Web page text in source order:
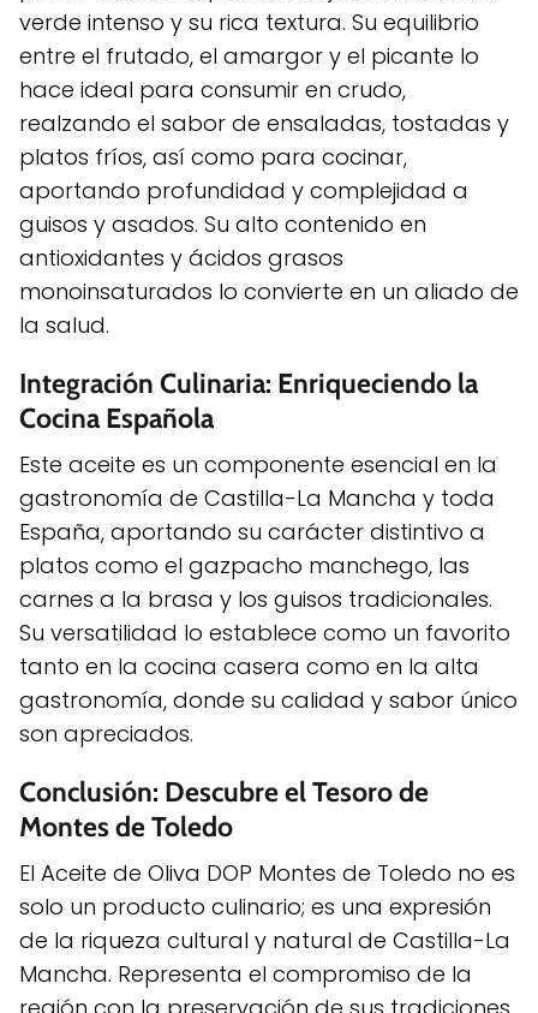
verde intenso y su rica textura. Su equilibrio
entre el frutado, el amargor y el picante lo
hace ideal para consumir en crudo,
realzando el sabor de ensaladas, tostadas y
platos fríos, así como para cocinar,
aportando profundidad y complejidad a
guisos y asados. Su alto contenido en
antioxidantes y ácidos grasos
monoinsaturados lo convierte en un aliado de
la salud.
Integración Culinaria: Enriqueciendo la
Cocina Española
Este aceite es un componente esencial en la
gastronomía de Castilla-La Mancha y toda
España, aportando su carácter distintivo a
platos como el gazpacho manchego, las
carnes a la brasa y los guisos tradicionales.
Su versatilidad lo establece como un favorito
tanto en la cocina casera como en la alta
gastronomía, donde su calidad y sabor único
son apreciados.
Conclusión: Descubre el Tesoro de
Montes de Toledo
El Aceite de Oliva DOP Montes de Toledo no es
solo un producto culinario; es una expresión
de la riqueza cultural y natural de Castilla-La
Mancha. Representa el compromiso de la